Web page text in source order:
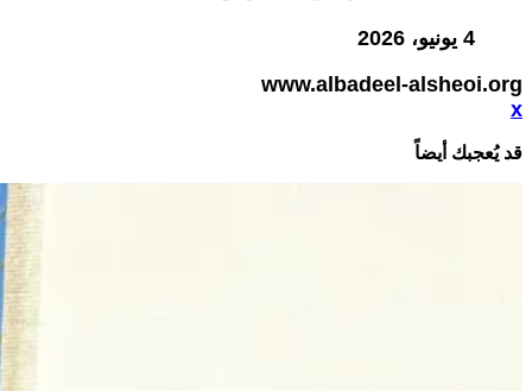
4 يونيو، 2026
www.albadeel-alsheoi.org
x